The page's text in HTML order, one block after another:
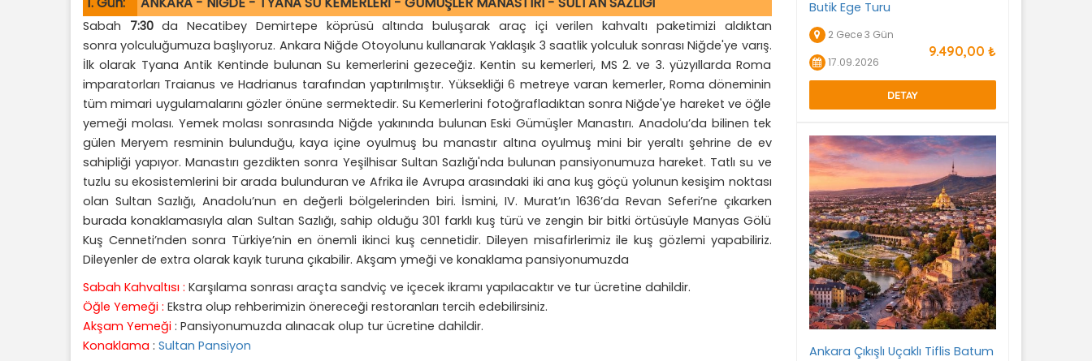
Sabah 7:30da Necatibey Demirtepe köprüsü altında buluşarak araç içi verilen kahvaltı paketimizi aldıktan
sonra yolculuğumuza başlıyoruz. Ankara Niğde Otoyolunu kullanarak Yaklaşık 3 saatlik yolculuk sonrası Niğde'ye varış.
İlk olarak Tyana Antik Kentinde bulunan Su kemerlerini gezeceğiz. Kentin su kemerleri, MS 2. ve 3. yüzyıllarda Roma
imparatorları Traianus ve Hadrianus tarafından yaptırılmıştır. Yüksekliği 6 metreye varan kemerler, Roma döneminin
tüm mimari uygulamalarını gözler önüne sermektedir. Su Kemerlerini fotoğrafladıktan sonra Niğde'ye hareket ve öğle
yemeği molası. Yemek molası sonrasında Niğde yakınında bulunan Eski Gümüşler Manastırı. Anadolu’da bilinen tek
gülen Meryem resminin bulunduğu, kaya içine oyulmuş bu manastır altına oyulmuş mini bir yeraltı şehrine de ev
sahipliği yapıyor. Manastırı gezdikten sonra Yeşilhisar Sultan Sazlığı'nda bulunan pansiyonumuza hareket. Tatlı su ve
tuzlu su ekosistemlerini bir arada bulunduran ve Afrika ile Avrupa arasındaki iki ana kuş göçü yolunun kesişim noktası
olan Sultan Sazlığı, Anadolu’nun en değerli bölgelerinden biri. İsmini, IV. Murat’ın 1636’da Revan Seferi’ne çıkarken
burada konaklamasıyla alan Sultan Sazlığı, sahip olduğu 301 farklı kuş türü ve zengin bir bitki örtüsüyle Manyas Gölü
Kuş Cenneti’nden sonra Türkiye’nin en önemli ikinci kuş cennetidir.Dileyen misafirlerimiz ile kuş gözlemi yapabiliriz.
Dileyenler de extra olarak kayık turuna çıkabilir. Akşam ymeği ve konaklama pansiyonumuzda
Sabah Kahvaltısı : Karşılama sonrası araçta sandviç ve içecek ikramı yapılacaktır ve tur ücretine dahildir.
Öğle Yemeği : Ekstra olup rehberimizin önereceği restoranları tercih edebilirsiniz.
Akşam Yemeği : Pansiyonumuzda alınacak olup tur ücretine dahildir.
Konaklama : Sultan Pansiyon
Butik Ege Turu
2 Gece 3 Gün
17.09.2026
9.490,00 ₺
DETAY
Ankara Çıkışlı Uçaklı Tiflis Batum